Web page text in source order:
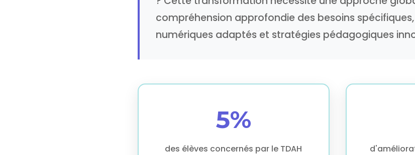
compréhension approfondie des besoins
numériques adaptés et stratégies pédagogiques
5%
des élèves concernés par le TDAH